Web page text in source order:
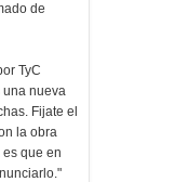
de
TyC
una nueva
Fijate el
la obra
que en